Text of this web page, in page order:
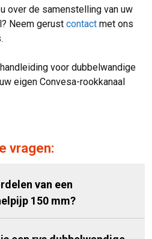
over de samenstelling van uw
Neem gerust contact met ons
voor dubbelwandige
eigen Convesa-rookkanaal
vragen:
van een
150 mm?